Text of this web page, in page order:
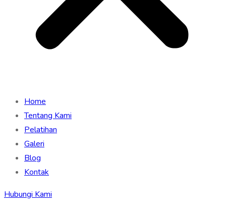
Home
Tentang Kami
Pelatihan
Galeri
Blog
Kontak
Hubungi Kami